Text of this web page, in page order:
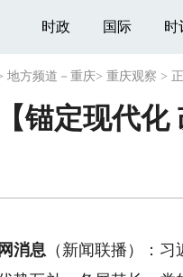
时政 国际 时
地方频道－重庆> 重庆观察 >
【锚定现代
消息 （新闻联播）：